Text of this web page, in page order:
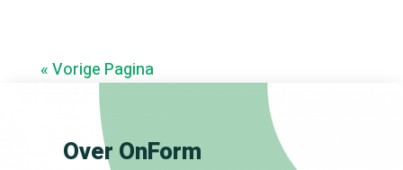
« Vorige Pagina
Over OnForm